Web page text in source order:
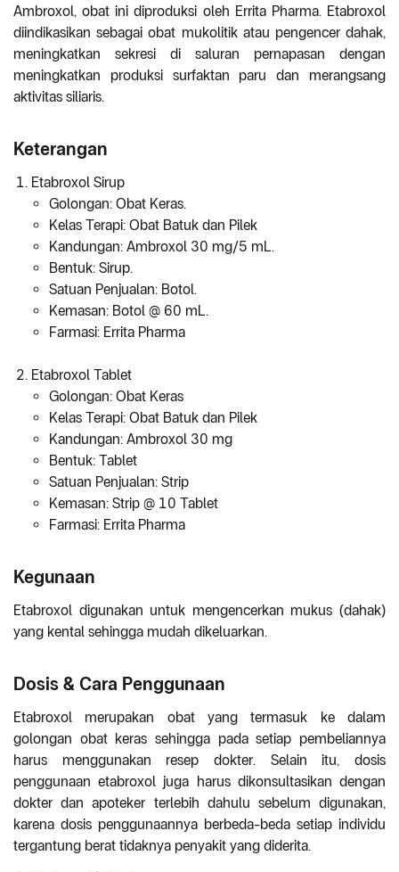
Ambroxol, obat ini diproduksi oleh Errita Pharma. Etabroxol
diindikasikan sebagai obat mukolitik atau pengencer dahak,
meningkatkan sekresi di saluran pernapasan dengan
meningkatkan produksi surfaktan paru dan merangsang
aktivitas siliaris.
Keterangan
Etabroxol Sirup
Golongan: Obat Keras.
Kelas Terapi: Obat Batuk dan Pilek
Kandungan: Ambroxol 30 mg/5 mL.
Bentuk: Sirup.
Satuan Penjualan: Botol.
Kemasan: Botol @ 60 mL.
Farmasi: Errita Pharma
Etabroxol Tablet
Golongan: Obat Keras
Kelas Terapi: Obat Batuk dan Pilek
Kandungan: Ambroxol 30 mg
Bentuk: Tablet
Satuan Penjualan: Strip
Kemasan: Strip @ 10 Tablet
Farmasi: Errita Pharma
Kegunaan
Etabroxol digunakan untuk mengencerkan mukus (dahak)
yang kental sehingga mudah dikeluarkan.
Dosis & Cara Penggunaan
Etabroxol merupakan obat yang termasuk ke dalam
golongan obat keras sehingga pada setiap pembeliannya
harus menggunakan resep dokter. Selain itu, dosis
penggunaan etabroxol juga harus dikonsultasikan dengan
dokter dan apoteker terlebih dahulu sebelum digunakan,
karena dosis penggunaannya berbeda-beda setiap individu
tergantung berat tidaknya penyakit yang diderita.